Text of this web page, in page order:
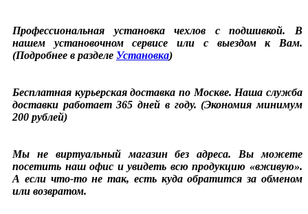
Профессиональная установка чехлов с подшивкой. В
нашем установочном сервисе или с выездом к Вам.
(Подробнее в разделе Установка)
Бесплатная курьерская доставка по Москве. Наша служба
доставки работает 365 дней в году. (Экономия минимум
200 рублей)
Мы не виртуальный магазин без адреса. Вы можете
посетить наш офис и увидеть всю продукцию «вживую».
А если что-то не так, есть куда обратится за обменом
или возвратом.